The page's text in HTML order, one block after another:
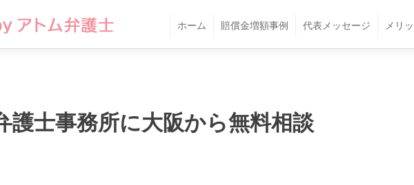
ホーム 賠償金増額事例 代表メッセージ メリ
護士事務所に大阪から無料相談